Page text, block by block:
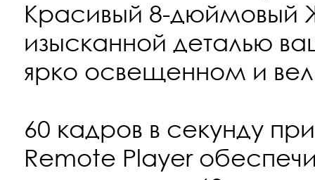
Красивый 8-дюймовый
изысканной деталью
ярко освещенном и
60 кадров в секунду
Remote Player